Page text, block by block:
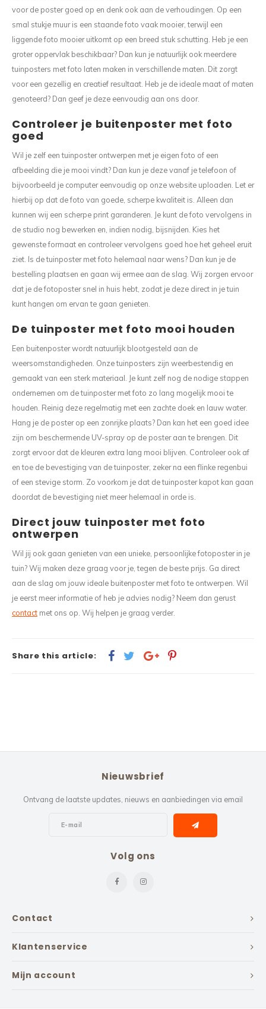
voor de poster goed op en denk ook aan de verhoudingen. Op een
smal stukje muur is een staande foto vaak mooier, terwijl een
liggende foto mooier uitkomt op een breed stuk schutting. Heb je een
groter oppervlak beschikbaar? Dan kun je natuurlijk ook meerdere
tuinposters met foto laten maken in verschillende maten. Dit zorgt
voor een gezellig en creatief resultaat. Heb je de ideale maat of maten
genoteerd? Dan geef je deze eenvoudig aan ons door.
Controleer je buitenposter met foto
goed
Wil je zelf een tuinposter ontwerpen met je eigen foto of een
afbeelding die je mooi vindt? Dan kun je deze vanaf je telefoon of
bijvoorbeeld je computer eenvoudig op onze website uploaden. Let er
hierbij op dat de foto van goede, scherpe kwaliteit is. Alleen dan
kunnen wij een scherpe print garanderen. Je kunt de foto vervolgens in
de studio nog bewerken en, indien nodig, bijsnijden. Kies het
gewenste formaat en controleer vervolgens goed hoe het geheel eruit
ziet. Is de tuinposter met foto helemaal naar wens? Dan kun je de
bestelling plaatsen en gaan wij ermee aan de slag. Wij zorgen ervoor
dat je de fotoposter snel in huis hebt, zodat je deze direct in je tuin
kunt hangen om ervan te gaan genieten.
De tuinposter met foto mooi houden
Een buitenposter wordt natuurlijk blootgesteld aan de
weersomstandigheden. Onze tuinposters zijn weerbestendig en
gemaakt van een sterk materiaal. Je kunt zelf nog de nodige stappen
ondernemen om de tuinposter met foto zo lang mogelijk mooi te
houden. Reinig deze regelmatig met een zachte doek en lauw water.
Hang je de poster op een zonrijke plaats? Dan kan het een goed idee
zijn om beschermende UV-spray op de poster aan te brengen. Dit
zorgt ervoor dat de kleuren extra lang mooi blijven. Controleer ook af
en toe de bevestiging van de tuinposter, zeker na een flinke regenbui
of een stevige storm. Zo voorkom je dat de tuinposter kapot kan gaan
doordat de bevestiging niet meer helemaal in orde is.
Direct jouw tuinposter met foto
ontwerpen
Wil jij ook gaan genieten van een unieke, persoonlijke fotoposter in je
tuin? Wij maken deze graag voor je, tegen de beste prijs. Ga direct
aan de slag om jouw ideale buitenposter met foto te ontwerpen. Wil
je eerst meer informatie of heb je advies nodig? Neem dan gerust
contact met ons op. Wij helpen je graag verder.
Share this article:
Contact
Nieuwsbrief
Ontvang de laatste updates, nieuws en aanbiedingen via email
Volg ons
Klantenservice
Mijn account